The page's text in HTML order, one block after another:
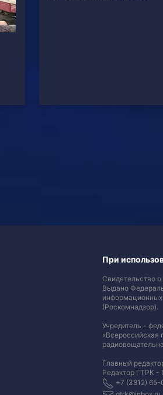
При
Свидетельство
Выдано
(Роскомнадзор).
Учредитель -
«Всероссийская
Главный
Редактор ГТРК -
+7 (3812)